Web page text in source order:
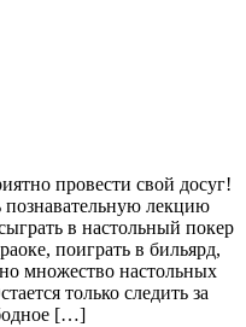
провести свой досуг!
лекцию
в настольный покер
поиграть в бильярд,
множество настольных
только следить за
[…]